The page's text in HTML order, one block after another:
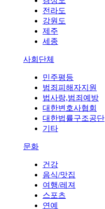
전라도
강원도
제주
세종
사회단체
민주평등
범죄피해자지원
법사랑,범죄예방
대한변호사협회
대한법률구조공단
기타
문화
건강
음식/맛집
여행/레져
스포츠
연예